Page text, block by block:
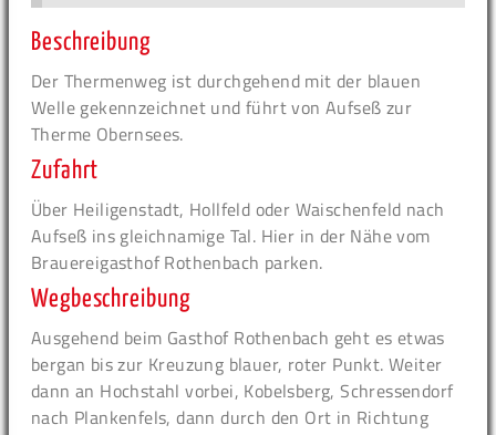
Beschreibung
Der Thermenweg ist durchgehend mit der blauen
Welle gekennzeichnet und führt von Aufseß zur
Therme Obernsees.
Zufahrt
Über Heiligenstadt, Hollfeld oder Waischenfeld nach
Aufseß ins gleichnamige Tal. Hier in der Nähe vom
Brauereigasthof Rothenbach parken.
Wegbeschreibung
Ausgehend beim Gasthof Rothenbach geht es etwas
bergan bis zur Kreuzung blauer, roter Punkt. Weiter
dann an Hochstahl vorbei, Kobelsberg, Schressendorf
nach Plankenfels, dann durch den Ort in Richtung